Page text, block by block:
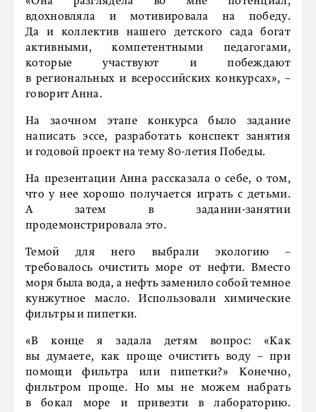
вдохновляла и мотивировала на победу.
Да и коллектив нашего детского сада богат
активными, компетентными педагогами,
которые участвуют и побеждают
в региональных и всероссийских конкурсах», –
говорит Анна.
На заочном этапе конкурса было задание
написать эссе, разработать конспект занятия
и годовой проект на тему 80-летия Победы.
На презентации Анна рассказала о себе, о том,
что у нее хорошо получается играть с детьми.
А затем в задании-занятии
продемонстрировала это.
Темой для него выбрали экологию –
требовалось очистить море от нефти. Вместо
моря была вода, а нефть заменило собой темное
кунжутное масло. Использовали химические
фильтры и пипетки.
«В конце я задала детям вопрос: «Как
вы думаете, как проще очистить воду – при
помощи фильтра или пипетки?» Конечно,
фильтром проще. Но мы не можем набрать
в бокал море и привезти в лабораторию.